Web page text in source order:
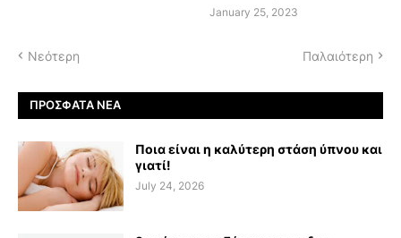
January 25, 2023
Νεότερη Παλαιότερη
ΠΡΌΣΦΑΤΑ ΝΈΑ
Ποια είναι η καλύτερη στάση ύπνου και
γιατί!
July 24, 2026